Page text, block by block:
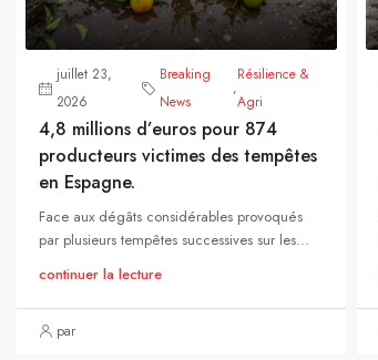
juillet 23,
2026
Breaking
News
,
Résilience &
Agri
4,8 millions d’euros pour 874
producteurs victimes des tempêtes
en Espagne.
Face aux dégâts considérables provoqués
par plusieurs tempêtes successives sur les...
continuer la lecture
par